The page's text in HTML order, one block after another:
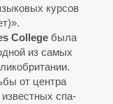
курсов
Collegeбыла
из самых
от центра
спа-